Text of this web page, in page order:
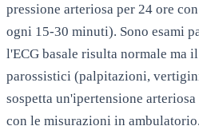
pressione arteriosa per 24 ore
ogni 15-30 minuti). Sono esami
l'ECG basale risulta normale ma
parossistici (palpitazioni,
sospetta un'ipertensione
con le misurazioni in